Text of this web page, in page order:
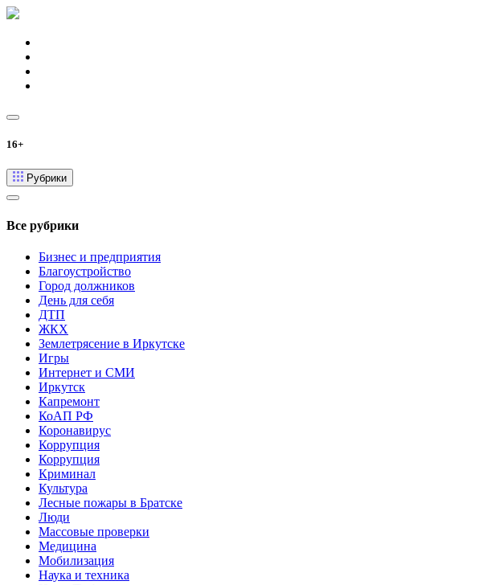
16+
Рубрики
Все рубрики
Бизнес и предприятия
Благоустройство
Город должников
День для себя
ДТП
ЖКХ
Землетрясение в Иркутске
Игры
Интернет и СМИ
Иркутск
Капремонт
КоАП РФ
Коронавирус
Коррупция
Коррупция
Криминал
Культура
Лесные пожары в Братске
Люди
Массовые проверки
Медицина
Мобилизация
Наука и техника